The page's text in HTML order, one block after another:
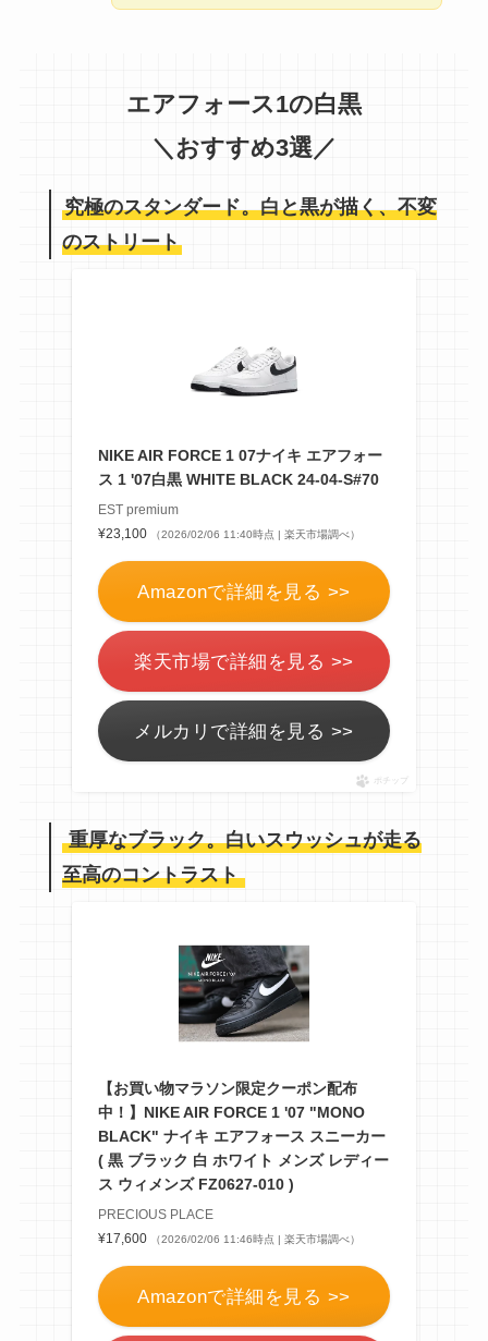
エアフォース1の白黒
＼おすすめ3選／
究極のスタンダード。白と黒が描く、不変
のストリート
NIKE AIR FORCE 1 07ナイキ エアフォー
ス 1 '07白黒 WHITE BLACK 24-04-S#70
EST premium
¥23,100
（2026/02/06 11:40時点 | 楽天市場調べ）
Amazonで詳細を見る >>
楽天市場で詳細を見る >>
メルカリで詳細を見る >>
ポチップ
重厚なブラック。白いスウッシュが走る
至高のコントラスト
【お買い物マラソン限定クーポン配布
中！】NIKE AIR FORCE 1 '07 "MONO
BLACK" ナイキ エアフォース スニーカー
( 黒 ブラック 白 ホワイト メンズ レディー
ス ウィメンズ FZ0627-010 )
PRECIOUS PLACE
¥17,600
（2026/02/06 11:46時点 | 楽天市場調べ）
Amazonで詳細を見る >>